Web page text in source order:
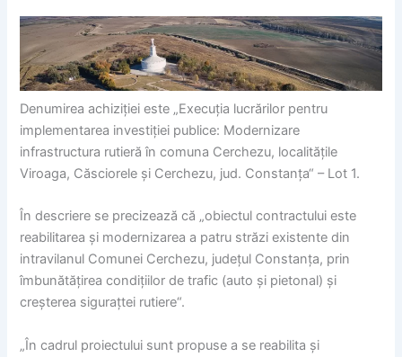
Denumirea achiziției este „Execuția lucrărilor pentru
implementarea investiției publice: Modernizare
infrastructura rutieră în comuna Cerchezu, localitățile
Viroaga, Căsciorele și Cerchezu, jud. Constanța“ – Lot 1.
În descriere se precizează că „obiectul contractului este
reabilitarea și modernizarea a patru străzi existente din
intravilanul Comunei Cerchezu, județul Constanța, prin
îmbunătățirea condițiilor de trafic (auto și pietonal) și
creșterea sigurațtei rutiere“.
„În cadrul proiectului sunt propuse a se reabilita și